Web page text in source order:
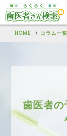
HOME コラム一覧
歯医者の